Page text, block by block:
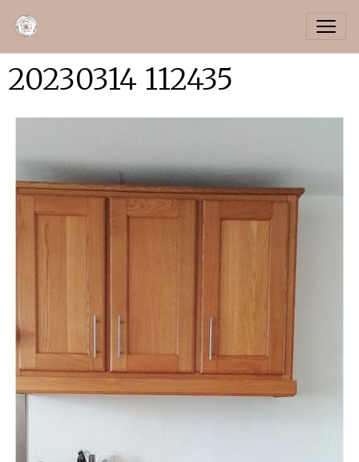
20230314 112435